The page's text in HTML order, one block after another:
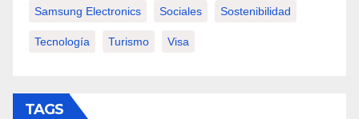
Samsung Electronics Sociales Sostenibilidad
Tecnología Turismo Visa
TAGS